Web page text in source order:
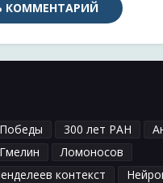
300 лет РАН
Гмелин
Ломоносов
контекст